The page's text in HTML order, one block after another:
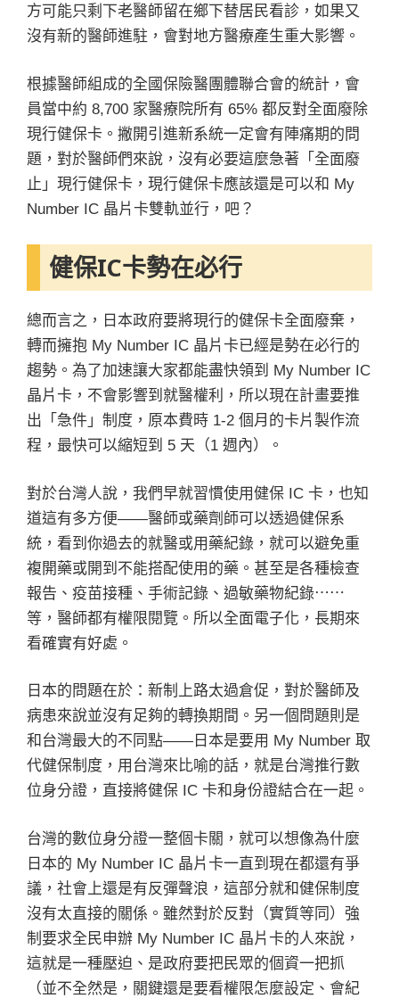
方可能只剩下老醫師留在鄉下替居民看診，如果又
沒有新的醫師進駐，會對地方醫療產生重大影響。
根據醫師組成的全國保險醫團體聯合會的統計，會
員當中約 8,700 家醫療院所有 65% 都反對全面廢除
現行健保卡。撇開引進新系統一定會有陣痛期的問
題，對於醫師們來說，沒有必要這麼急著「全面廢
止」現行健保卡，現行健保卡應該還是可以和 My
Number IC 晶片卡雙軌並行，吧？
健保IC卡勢在必行
總而言之，日本政府要將現行的健保卡全面廢棄，
轉而擁抱 My Number IC 晶片卡已經是勢在必行的
趨勢。為了加速讓大家都能盡快領到 My Number IC
晶片卡，不會影響到就醫權利，所以現在計畫要推
出「急件」制度，原本費時 1-2 個月的卡片製作流
程，最快可以縮短到 5 天（1 週內）。
對於台灣人說，我們早就習慣使用健保 IC 卡，也知
道這有多方便——醫師或藥劑師可以透過健保系
統，看到你過去的就醫或用藥紀錄，就可以避免重
複開藥或開到不能搭配使用的藥。甚至是各種檢查
報告、疫苗接種、手術記錄、過敏藥物紀錄⋯⋯
等，醫師都有權限閱覽。所以全面電子化，長期來
看確實有好處。
日本的問題在於：新制上路太過倉促，對於醫師及
病患來說並沒有足夠的轉換期間。另一個問題則是
和台灣最大的不同點——日本是要用 My Number 取
代健保制度，用台灣來比喻的話，就是台灣推行數
位身分證，直接將健保 IC 卡和身份證結合在一起。
台灣的數位身分證一整個卡關，就可以想像為什麼
日本的 My Number IC 晶片卡一直到現在都還有爭
議，社會上還是有反彈聲浪，這部分就和健保制度
沒有太直接的關係。雖然對於反對（實質等同）強
制要求全民申辦 My Number IC 晶片卡的人來說，
這就是一種壓迫、是政府要把民眾的個資一把抓
（並不全然是，關鍵還是要看權限怎麼設定、會紀